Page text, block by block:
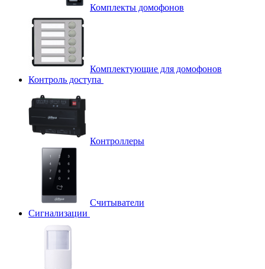
Комплекты домофонов
Комплектующие для домофонов
Контроль доступа
Контроллеры
Считыватели
Сигнализации